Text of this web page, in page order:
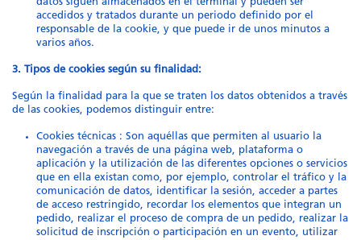
accedidos y tratados durante un periodo definido por el
responsable de la cookie, y que puede ir de unos minutos a
varios años.
3. Tipos de cookies según su finalidad:
Según la finalidad para la que se traten los datos obtenidos a través
de las cookies, podemos distinguir entre:
Cookies técnicas : Son aquéllas que permiten al usuario la
navegación a través de una página web, plataforma o
aplicación y la utilización de las diferentes opciones o servicios
que en ella existan como, por ejemplo, controlar el tráfico y la
comunicación de datos, identificar la sesión, acceder a partes
de acceso restringido, recordar los elementos que integran un
pedido, realizar el proceso de compra de un pedido, realizar la
solicitud de inscripción o participación en un evento, utilizar